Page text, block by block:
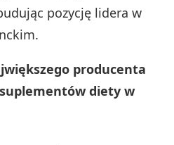
pozycję lidera w
producenta
diety w